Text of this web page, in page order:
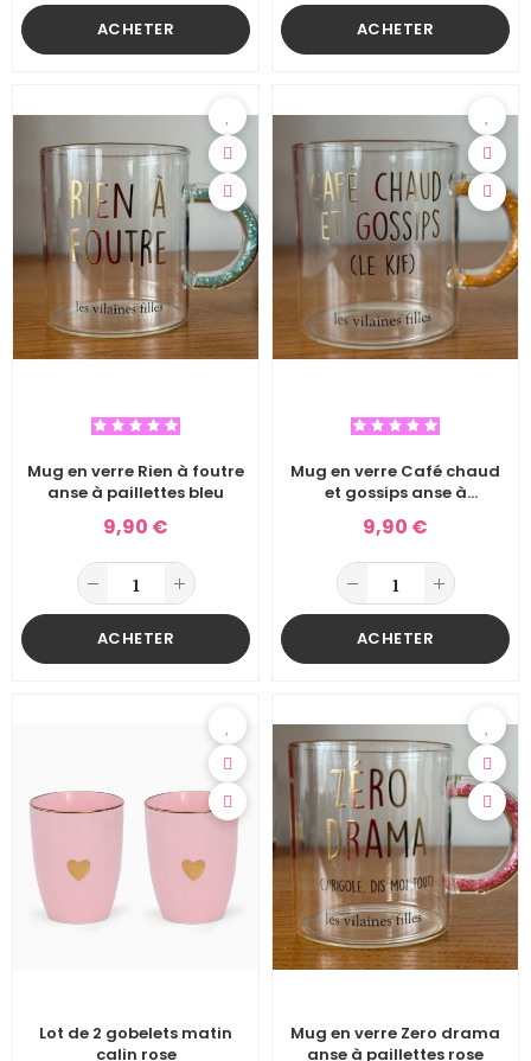
ACHETER ACHETER
Mug en verre Rien à foutre
anse à paillettes bleu
9,90 €
ACHETER
Mug en verre Café chaud
et gossips anse à
paillettes orange
9,90 €
ACHETER
Lot de 2 gobelets matin
calin rose
Mug en verre Zero drama
anse à paillettes rose